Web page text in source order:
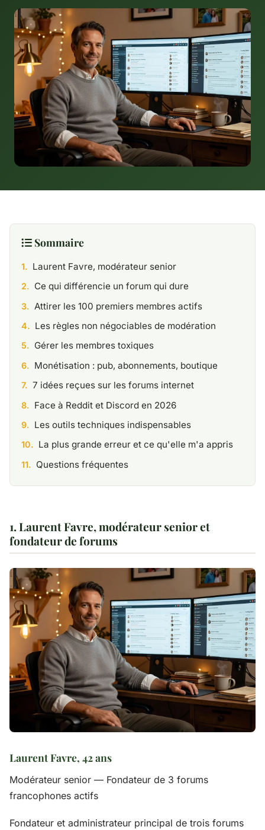
Sommaire
Laurent Favre, modérateur senior
Ce qui différencie un forum qui dure
Attirer les 100 premiers membres actifs
Les règles non négociables de modération
Gérer les membres toxiques
Monétisation : pub, abonnements, boutique
7 idées reçues sur les forums internet
Face à Reddit et Discord en 2026
Les outils techniques indispensables
La plus grande erreur et ce qu'elle m'a appris
Questions fréquentes
1. Laurent Favre, modérateur senior et
fondateur de forums
Laurent Favre, 42 ans
Modérateur senior — Fondateur de 3 forums
francophones actifs
Fondateur et administrateur principal de trois forums